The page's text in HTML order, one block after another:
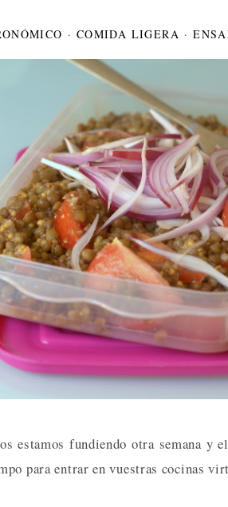
· COMIDA LIGERA ·
estamos fundiendo otra semana y
para entrar en vuestras cocinas